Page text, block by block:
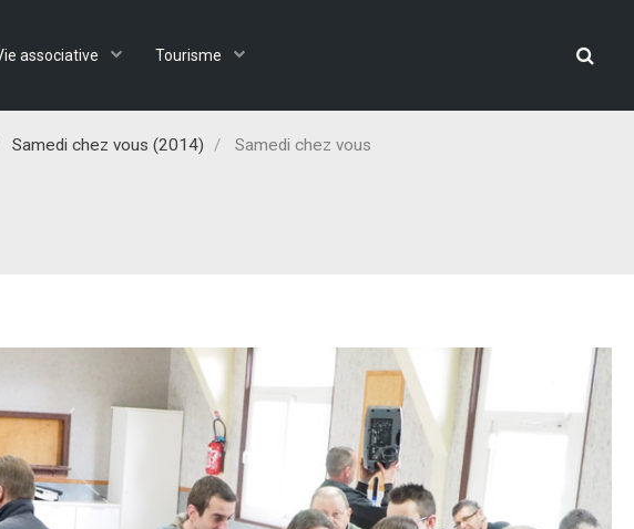
associative Tourisme
Samedi chez vous (2014) Samedi chez vous